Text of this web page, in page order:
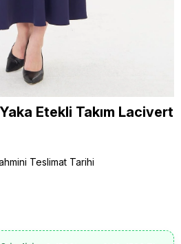
Etekli Takım Lacivert
Teslimat Tarihi